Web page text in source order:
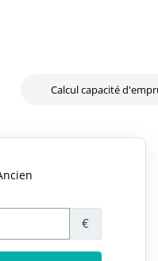
Calcul capacité